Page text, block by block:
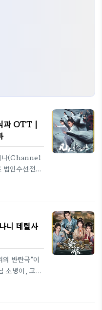
과 OTT |
나(Channel
인수선전이
선협문학
사로 구현한
내면을 진
서의 수선여
현했다.화려
작품으로,기존
학적 매력을
이나 예고편
/왕위(忘
岩),..
니 데릴사
반란극”이
소녕이, 고대
완 하나는 끝
어 여론을 흔